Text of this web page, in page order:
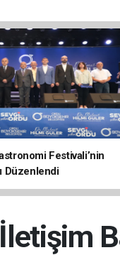
Festivali’nin
Düzenlendi
İletişim